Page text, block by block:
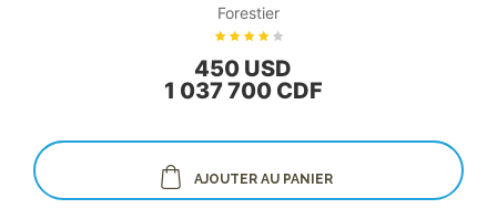
Forestier
450 USD
1 037 700 CDF
AJOUTER AU PANIER